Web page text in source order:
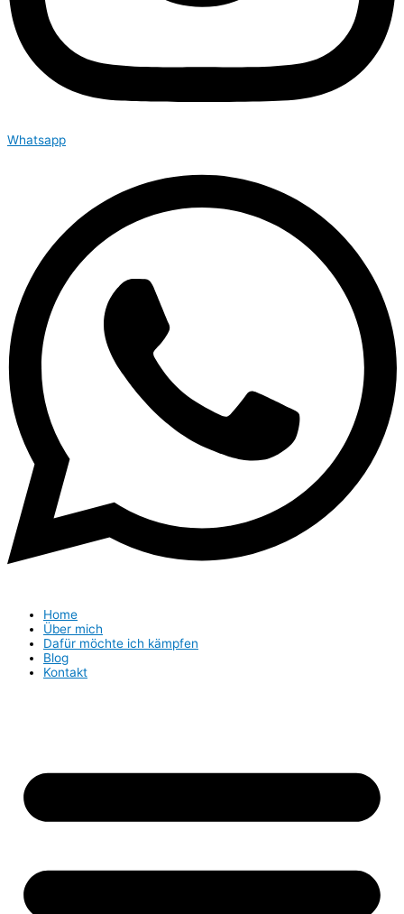
Whatsapp
Home
Über mich
Dafür möchte ich kämpfen
Blog
Kontakt